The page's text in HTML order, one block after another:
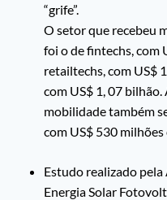
“grife”.
O setor que recebeu
foi o de fintechs, com
retailtechs, com US$
com US$ 1, 07
mobilidade também
com US$ 530 milhões
Estudo realizado
Energia Solar